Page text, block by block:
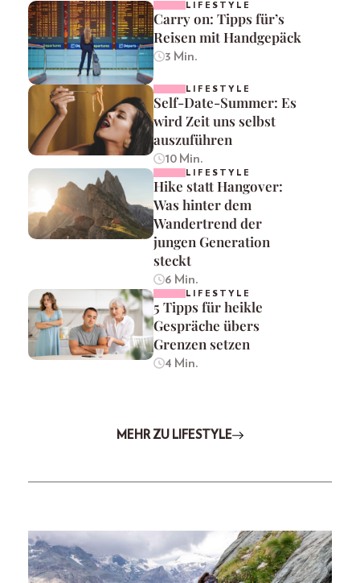
LIFESTYLE
Carry on: Tipps für’s
Reisen mit Handgepäck
3 Min.
LIFESTYLE
Self-Date-Summer: Es
wird Zeit uns selbst
auszuführen
10 Min.
LIFESTYLE
Hike statt Hangover:
Was hinter dem
Wandertrend der
jungen Generation
steckt
6 Min.
LIFESTYLE
5 Tipps für heikle
Gespräche übers
Grenzen setzen
4 Min.
MEHR ZU LIFESTYLE